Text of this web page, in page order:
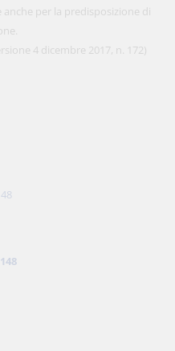
anche per la predisposizione di
4 dicembre 2017, n. 172)
148